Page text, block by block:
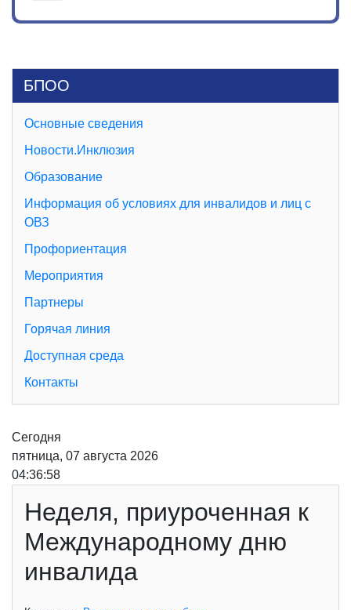
БПОО
Основные сведения
Новости.Инклюзия
Образование
Информация об условиях для инвалидов и лиц с
ОВЗ
Профориентация
Мероприятия
Партнеры
Горячая линия
Доступная среда
Контакты
Сегодня
пятница, 07 августа 2026
04:36:58
Неделя, приуроченная к
Международному дню
инвалида